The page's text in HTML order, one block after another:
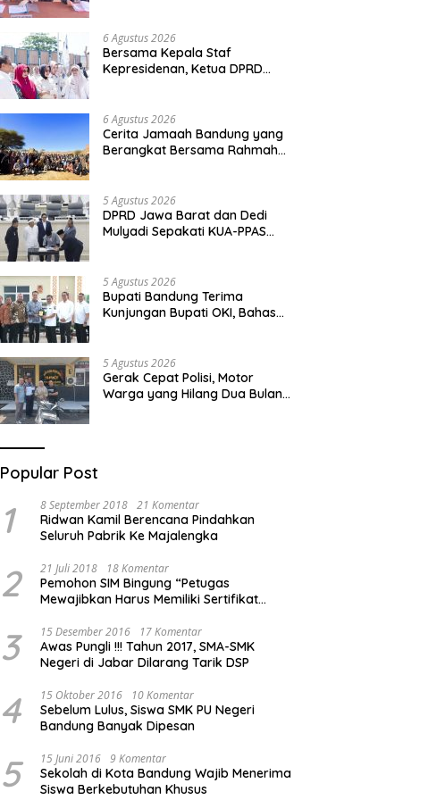
6 Agustus 2026
Bersama Kepala Staf
Kepresidenan, Ketua DPRD
Sekolah Rakyat Terintegrasi
6 Agustus 2026
Cerita Jamaah Bandung yang
Berangkat Bersama Rahmah
5 Agustus 2026
DPRD Jawa Barat dan Dedi
Mulyadi Sepakati KUA-PPAS
5 Agustus 2026
Bupati Bandung Terima
Kunjungan Bupati OKI, Bahas
5 Agustus 2026
Gerak Cepat Polisi, Motor
Warga yang Hilang Dua Bulan
Popular Post
1 8 September 2018 21 Komentar
Ridwan Kamil Berencana Pindahkan
Seluruh Pabrik Ke Majalengka
2 21 Juli 2018 18 Komentar
Pemohon SIM Bingung “Petugas
Mewajibkan Harus Memiliki Sertifikat
3 15 Desember 2016 17 Komentar
Awas Pungli !!! Tahun 2017, SMA-SMK
Negeri di Jabar Dilarang Tarik DSP
4 15 Oktober 2016 10 Komentar
Sebelum Lulus, Siswa SMK PU Negeri
Bandung Banyak Dipesan
5 15 Juni 2016 9 Komentar
Sekolah di Kota Bandung Wajib Menerima
Siswa Berkebutuhan Khusus